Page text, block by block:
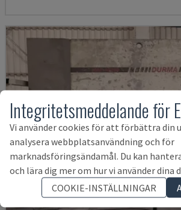
Integritetsmeddelande för
Vi använder cookies för att förbättra din
analysera webbplatsanvändning och för
marknadsföringsändamål. Du kan
och lära dig mer om hur vi använder dina
COOKIE-INSTÄLLNINGAR